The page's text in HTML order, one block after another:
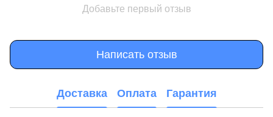
Добавьте первый отзыв
Написать отзыв
Доставка Оплата Гарантия